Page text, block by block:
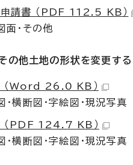
請書 （PDF 112.5 KB）
面・その他
の他土地の形状を変更する
（Word 26.0 KB）
・横断図・字絵図・現況写真
（PDF 124.7 KB）
・横断図・字絵図・現況写真